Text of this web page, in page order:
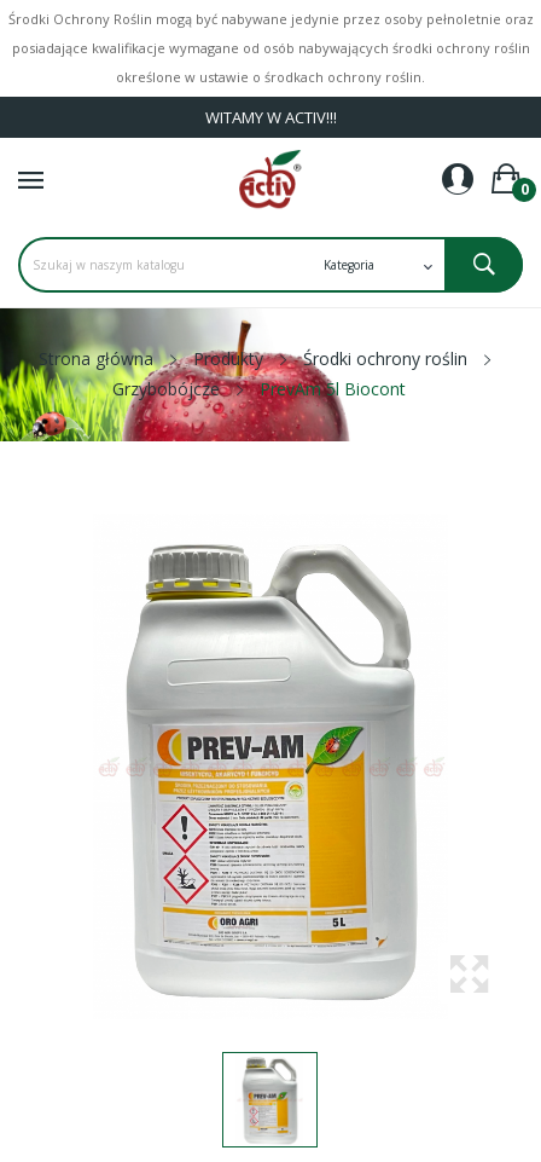
Środki Ochrony Roślin mogą być nabywane jedynie przez osoby pełnoletnie oraz
posiadające kwalifikacje wymagane od osób nabywających środki ochrony roślin
określone w ustawie o środkach ochrony roślin.
WITAMY W ACTIV!!!
0
Strona główna Produkty
Środki ochrony roślin
Grzybobójcze
PrevAm 5l Biocont